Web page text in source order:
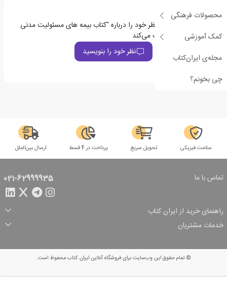
محصولات فرهنگی
کمک آموزشی
مجله‌ی ایران‌کتاب
چی بخونم؟
اولین نفری باشید که نظر خود را درباره "کتاب بیمه های مسئولیت مدنی
شغلی و حرفه ای" ثبت می‌کند
نظر خود را بنویسید
سلامت فیزیکی تحویل سریع پرداخت در 4 قسط ارسال بین‌الملل
تماس با ما 021-62999935
راهنمای خرید از ایران کتاب
ثبت سفارش
شرایط ارسال سفارش
شیوه پرداخت
تخفیف‌های خرید
خدمات مشتریان
© تمام حقوق این وب‌سایت برای فروشگاه آنلاین ایران کتاب محفوظ است.